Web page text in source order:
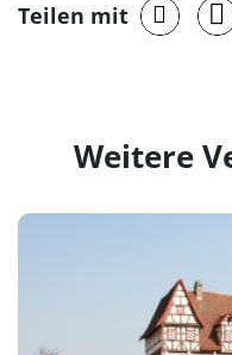
Teilen mit
Weitere